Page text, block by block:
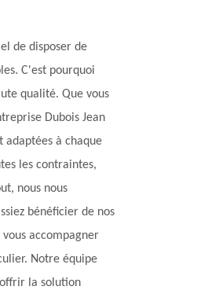
de disposer de
C'est pourquoi
qualité. Que vous
Dubois Jean
adaptées à chaque
les contraintes,
nous nous
bénéficier de nos
vous accompagner
Notre équipe
la solution